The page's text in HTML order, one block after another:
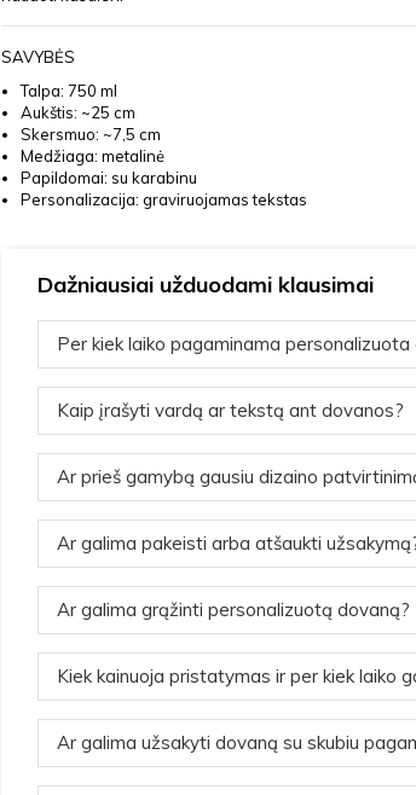
SAVYBĖS
Talpa: 750 ml
Aukštis: ~25 cm
Skersmuo: ~7,5 cm
Medžiaga: metalinė
Papildomai: su karabinu
Personalizacija: graviruojamas tekstas
Dažniausiai užduodami klausimai
Per kiek laiko pagaminama personalizuota
Kaip įrašyti vardą ar tekstą ant dovanos?
Ar prieš gamybą gausiu dizaino
Ar galima pakeisti arba atšaukti
Ar galima grąžinti personalizuotą dovaną?
Kiek kainuoja pristatymas ir per kiek laiko
Ar galima užsakyti dovaną su skubiu